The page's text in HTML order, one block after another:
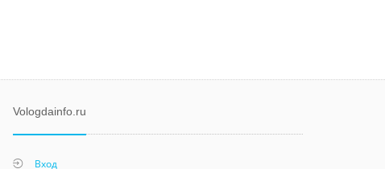
Vologdainfo.ru
Вход